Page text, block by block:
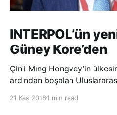
INTERPOL’ün
Güney Kore’den
Çinli Mıng Hongvey’in
ardından boşalan
seçildi. INTERPOL Genel
21 Kas 2018 1 min read